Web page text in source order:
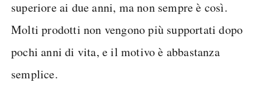
superiore ai due anni, ma non sempre è così.
Molti prodotti non vengono più supportati dopo
pochi anni di vita, e il motivo è abbastanza
semplice.